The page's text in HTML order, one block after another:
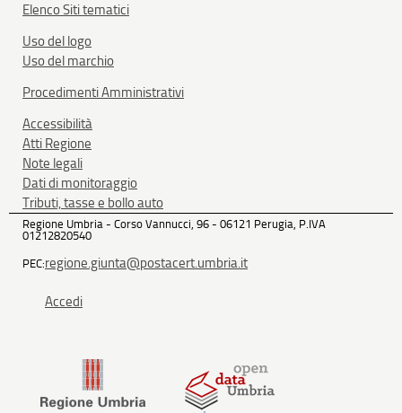
Elenco Siti tematici
Uso del logo
Uso del marchio
Procedimenti Amministrativi
Accessibilità
Atti Regione
Note legali
Dati di monitoraggio
Tributi, tasse e bollo auto
Regione Umbria - Corso Vannucci, 96 - 06121 Perugia, P.IVA
01212820540
PEC:regione.giunta@postacert.umbria.it
Accedi